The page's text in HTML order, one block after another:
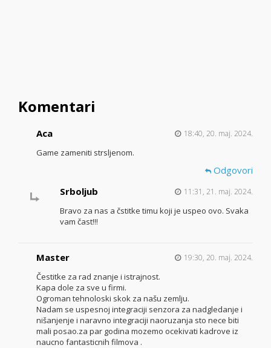
Komentari
Aca 18:40, 20. maj. 2024.
Game zameniti strsljenom.
Odgovori
Srboljub
11:31, 21. maj. 2024.
Bravo za nas a čstitke timu koji je uspeo ovo. Svaka
vam čast!!!
Master 19:30, 20. maj. 2024.
Čestitke za rad znanje i istrajnost.
Kapa dole za sve u firmi.
Ogroman tehnoloski skok za našu zemlju.
Nadam se uspesnoj integraciji senzora za nadgledanje i
nišanjenje i naravno integraciji naoruzanja sto nece biti
mali posao.za par godina mozemo ocekivati kadrove iz
naucno fantasticnih filmova .